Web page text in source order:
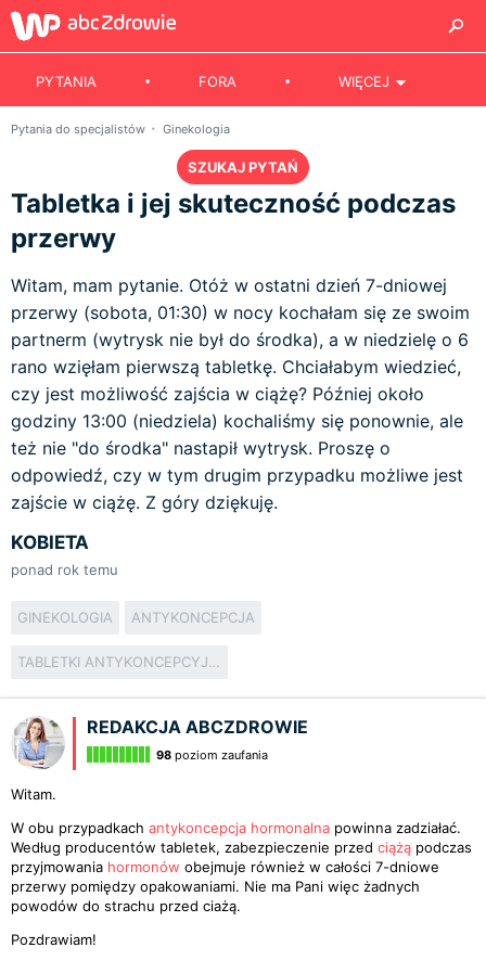
PYTANIA FORA WIĘCEJ
Pytania do specjalistów Ginekologia
SZUKAJ PYTAŃ
Tabletka i jej skuteczność podczas
przerwy
Witam, mam pytanie. Otóż w ostatni dzień 7-dniowej
przerwy (sobota, 01:30) w nocy kochałam się ze swoim
partnerm (wytrysk nie był do środka), a w niedzielę o 6
rano wzięłam pierwszą tabletkę. Chciałabym wiedzieć,
czy jest możliwość zajścia w ciążę? Później około
godziny 13:00 (niedziela) kochaliśmy się ponownie, ale
też nie "do środka" nastapił wytrysk. Proszę o
odpowiedź, czy w tym drugim przypadku możliwe jest
zajście w ciążę. Z góry dziękuję.
KOBIETA
ponad rok temu
GINEKOLOGIA ANTYKONCEPCJA
TABLETKI ANTYKONCEPCYJNE
REDAKCJA ABCZDROWIE
98 poziom zaufania
Witam.
W obu przypadkach antykoncepcja hormonalna powinna zadziałać.
Według producentów tabletek, zabezpieczenie przed ciążą podczas
przyjmowania hormonów obejmuje również w całości 7-dniowe
przerwy pomiędzy opakowaniami. Nie ma Pani więc żadnych
powodów do strachu przed ciażą.
Pozdrawiam!